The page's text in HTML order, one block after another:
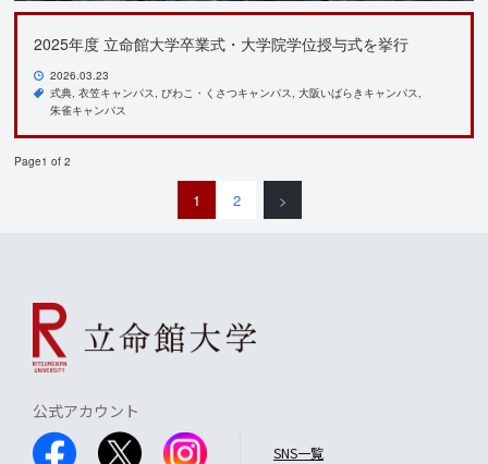
2025年度 立命館大学卒業式・大学院学位授与式を挙行
2026.03.23
式典 衣笠キャンパス びわこ・くさつキャンパス 大阪いばらきキャンパス
朱雀キャンパス
Page1 of 2
1 2 >
公式アカウント
SNS一覧